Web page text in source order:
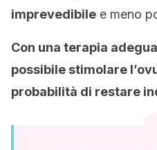
imprevedibile e meno
Con una terapia
possibile stimolare
probabilità di restare